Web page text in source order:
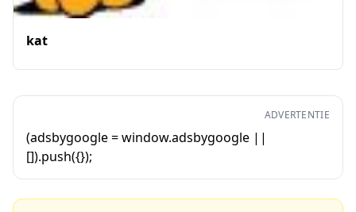
kat
ADVERTENTIE
(adsbygoogle = window.adsbygoogle ||
[]).push({});